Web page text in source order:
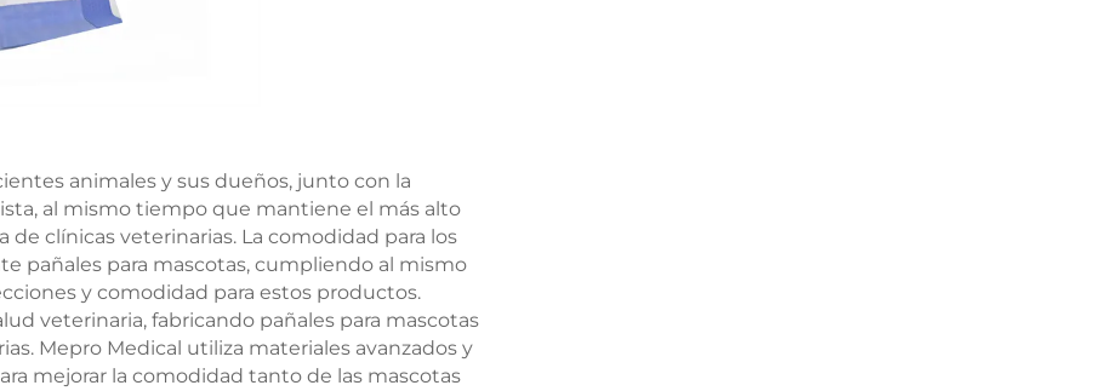
animales y sus dueños, junto con la
al mismo tiempo que mantiene el más alto
clínicas veterinarias. La comodidad para los
pañales para mascotas, cumpliendo al mismo
y comodidad para estos productos.
veterinaria, fabricando pañales para mascotas
Mepro Medical utiliza materiales avanzados y
mejorar la comodidad tanto de las mascotas